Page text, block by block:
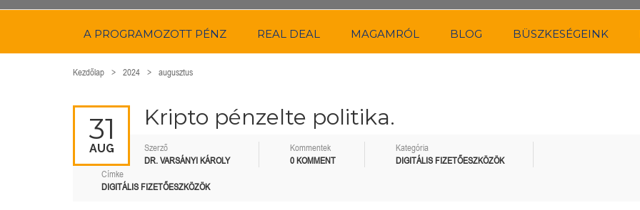
A PROGRAMOZOTT PÉNZ REAL DEAL MAGAMRÓL BLOG BÜSZKESÉGEINK
Kezdőlap 2024 augusztus
31
AUG
Kripto pénzelte politika.
Szerző
DR. VARSÁNYI KÁROLY
Kommentek
0 KOMMENT
Kategória
DIGITÁLIS FIZETŐESZKÖZÖK
Címke
DIGITÁLIS FIZETŐESZKÖZÖK